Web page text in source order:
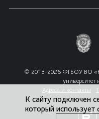
© 2013-2026 ФГБОУ ВО
Адреса и контакты
К сайту подключен
который использует